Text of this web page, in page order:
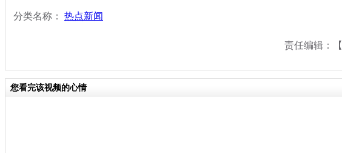
分类名称： 热点新闻
责任编辑：【
您看完该视频的心情